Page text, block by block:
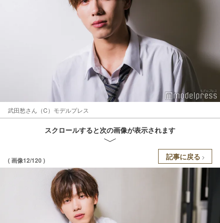
武田愁さん（C）モデルプレス
スクロールすると次の画像が表示されます
( 画像12/120 ) 記事に戻る